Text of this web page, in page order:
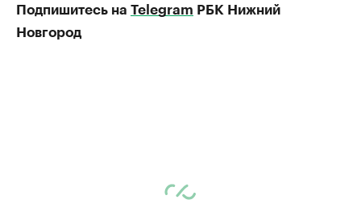
Подпишитесь на Telegram РБК Нижний
Новгород